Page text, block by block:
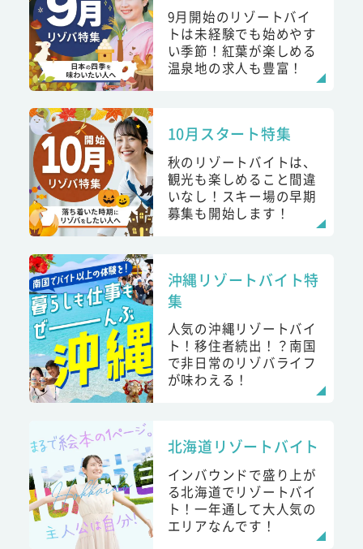
9月開始のリゾートバイ
トは未経験でも始めやす
い季節！紅葉が楽しめる
温泉地の求人も豊富！
10月スタート特集
秋のリゾートバイトは、
観光も楽しめること間違
いなし！スキー場の早期
募集も開始します！
沖縄リゾートバイト特
集
人気の沖縄リゾートバイ
ト！移住者続出！？南国
で非日常のリゾバライフ
が味わえる！
北海道リゾートバイト
インバウンドで盛り上が
る北海道でリゾートバイ
ト！一年通して大人気の
エリアなんです！